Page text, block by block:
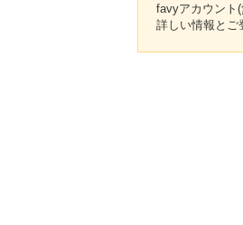
favyアカウント
詳しい情報とご